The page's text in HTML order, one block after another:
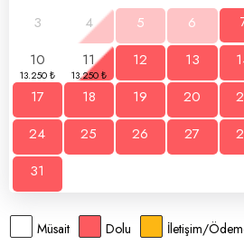
3 4 5 6
10
11 12 13
17
18 19 20
24
25 26 27
31
Müsait Dolu İletişim/